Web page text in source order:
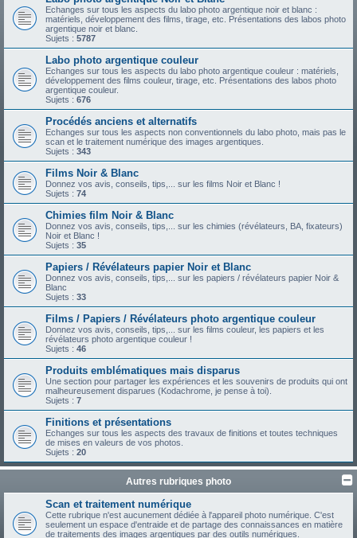
Echanges sur tous les aspects du labo photo argentique noir et blanc :
matériels, développement des films, tirage, etc. Présentations des labos photo
argentique noir et blanc.
Sujets : 5787
Labo photo argentique couleur
Echanges sur tous les aspects du labo photo argentique couleur : matériels,
développement des films couleur, tirage, etc. Présentations des labos photo
argentique couleur.
Sujets : 676
Procédés anciens et alternatifs
Echanges sur tous les aspects non conventionnels du labo photo, mais pas le
scan et le traitement numérique des images argentiques.
Sujets : 343
Films Noir & Blanc
Donnez vos avis, conseils, tips,... sur les films Noir et Blanc !
Sujets : 74
Chimies film Noir & Blanc
Donnez vos avis, conseils, tips,... sur les chimies (révélateurs, BA, fixateurs)
Noir et Blanc !
Sujets : 35
Papiers / Révélateurs papier Noir et Blanc
Donnez vos avis, conseils, tips,... sur les papiers / révélateurs papier Noir &
Blanc
Sujets : 33
Films / Papiers / Révélateurs photo argentique couleur
Donnez vos avis, conseils, tips,... sur les films couleur, les papiers et les
révélateurs photo argentique couleur !
Sujets : 46
Produits emblématiques mais disparus
Une section pour partager les expériences et les souvenirs de produits qui ont
malheureusement disparues (Kodachrome, je pense à toi).
Sujets : 7
Finitions et présentations
Echanges sur tous les aspects des travaux de finitions et toutes techniques
de mises en valeurs de vos photos.
Sujets : 20
Autres rubriques photo
Scan et traitement numérique
Cette rubrique n'est aucunement dédiée à l'appareil photo numérique. C'est
seulement un espace d'entraide et de partage des connaissances en matière
de traitements des images argentiques par des outils numériques.